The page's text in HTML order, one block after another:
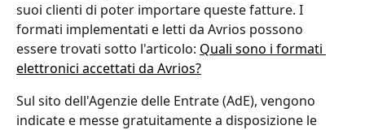
suoi clienti di poter importare queste fatture. I
formati implementati e letti da Avrios possono
essere trovati sotto l'articolo: Quali sono i formati
elettronici accettati da Avrios?
Sul sito dell'Agenzie delle Entrate (AdE), vengono
indicate e messe gratuitamente a disposizione le